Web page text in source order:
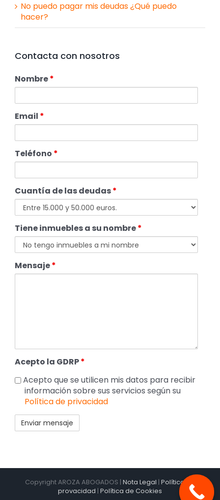
No puedo pagar mis deudas ¿Qué puedo
hacer?
Contacta con nosotros
Nombre*
Email *
Teléfono *
Cuantía de las deudas*
Tiene inmuebles a su nombre*
Mensaje*
Acepto la GDRP*
Acepto que se utilicen mis datos para recibir
información sobre sus servicios según su
Política de privacidad
Copyright AROZA ABOGADOS | Nota Legal | Política de
provacidad | Política de Cookies